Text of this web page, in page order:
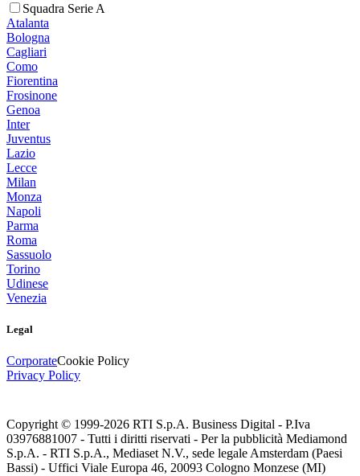
Squadra Serie A
Atalanta
Bologna
Cagliari
Como
Fiorentina
Frosinone
Genoa
Inter
Juventus
Lazio
Lecce
Milan
Monza
Napoli
Parma
Roma
Sassuolo
Torino
Udinese
Venezia
Legal
CorporateCookie Policy
Privacy Policy
Copyright © 1999-2026 RTI S.p.A. Business Digital - P.Iva
03976881007 - Tutti i diritti riservati - Per la pubblicità Mediamond
S.p.A. - RTI S.p.A., Mediaset N.V., sede legale Amsterdam (Paesi
Bassi) - Uffici Viale Europa 46, 20093 Cologno Monzese (MI)